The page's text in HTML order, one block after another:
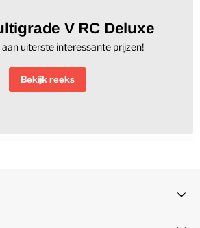
V RC Deluxe
uiterste interessante prijzen!
Bekijk reeks